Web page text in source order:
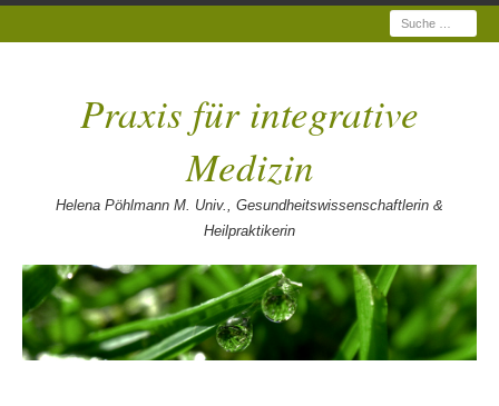
Suche
Praxis für integrative
Medizin
Helena Pöhlmann M. Univ., Gesundheitswissenschaftlerin &
Heilpraktikerin